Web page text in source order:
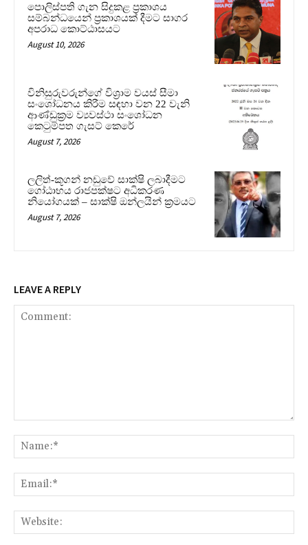
පොලිස්පති ගැන සිදුකළ ප්‍රකාශය
සම්බන්ධයෙන් ප්‍රකාශයක් දීමට සාගර
අපරාධ කොට්ඨාසයට
August 10, 2026
විනිසුරුවරුන්ගේ විශ්‍රාම වයස් සීමා
සංශෝධනය කිරීම සඳහා වන 22 වැනි
ආණ්ඩුක්‍රම ව්‍යවස්ථා සංශෝධන
කෙටුම්පත ගැසට් කෙරේ
August 7, 2026
ලලිත්-කූගන් නඩුවේ සාක්ෂි ලබාදීමට
ගෝඨාභය රාජපක්ෂට අධිකරණ
නියෝගයක් – සාක්ෂි ඔන්ලයින් ක්‍රමයට
August 7, 2026
LEAVE A REPLY